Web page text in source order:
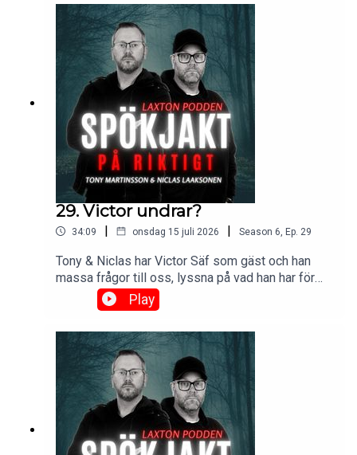
29. Victor undrar?
34:09 | onsdag 15 juli 2026 | Season 6 Ep. 29
Tony & Niclas har Victor Säf som gäst och han
massa frågor till oss, lyssna på vad han har för
frågor.🔥 Se som videopodd:
https://www.laxton.se/podcast 🔥 Eftersnack i FB
Play